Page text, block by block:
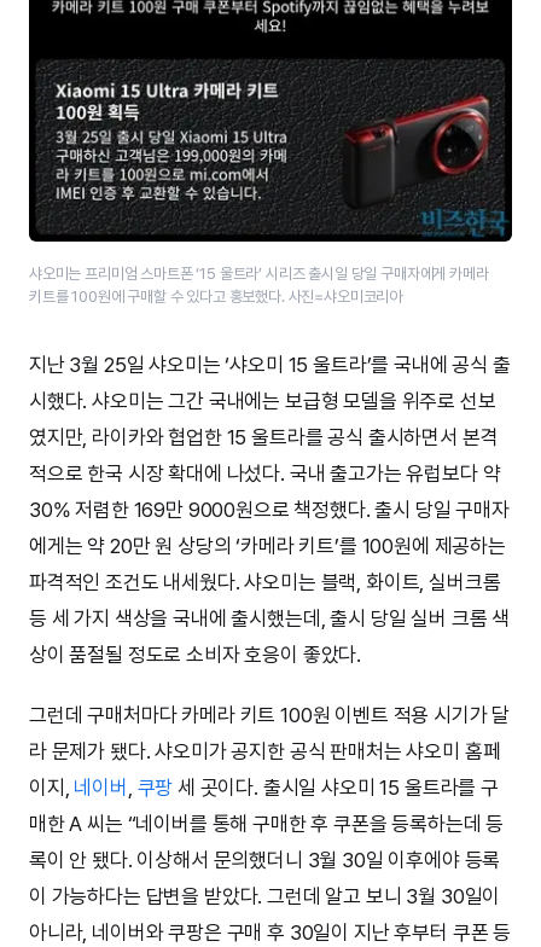
샤오미는 프리미엄 스마트폰 ‘15 울트라’ 시리즈 출시일 당일 구매자에게 카메라
키트를 100원에 구매할 수 있다고 홍보했다. 사진=샤오미코리아
지난 3월 25일 샤오미는 ‘샤오미 15 울트라’를 국내에 공식 출
시했다. 샤오미는 그간 국내에는 보급형 모델을 위주로 선보
였지만, 라이카와 협업한 15 울트라를 공식 출시하면서 본격
적으로 한국 시장 확대에 나섰다. 국내 출고가는 유럽보다 약
30% 저렴한 169만 9000원으로 책정했다. 출시 당일 구매자
에게는 약 20만 원 상당의 ‘카메라 키트’를 100원에 제공하는
파격적인 조건도 내세웠다. 샤오미는 블랙, 화이트, 실버크롬
등 세 가지 색상을 국내에 출시했는데, 출시 당일 실버 크롬 색
상이 품절될 정도로 소비자 호응이 좋았다.
그런데 구매처마다 카메라 키트 100원 이벤트 적용 시기가 달
라 문제가 됐다. 샤오미가 공지한 공식 판매처는 샤오미 홈페
이지, 네이버 , 쿠팡 세 곳이다. 출시일 샤오미 15 울트라를 구
매한 A 씨는 “네이버를 통해 구매한 후 쿠폰을 등록하는데 등
록이 안 됐다. 이상해서 문의했더니 3월 30일 이후에야 등록
이 가능하다는 답변을 받았다. 그런데 알고 보니 3월 30일이
아니라, 네이버와 쿠팡은 구매 후 30일이 지난 후부터 쿠폰 등